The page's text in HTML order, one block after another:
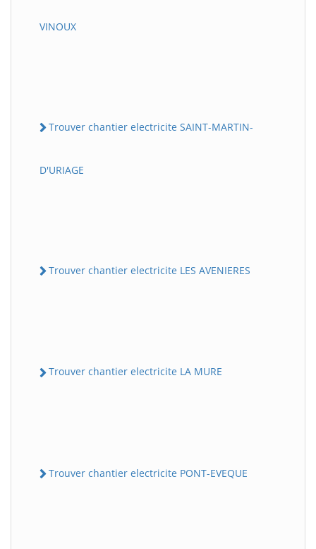
VINOUX
Trouver chantier electricite SAINT-MARTIN-
D'URIAGE
Trouver chantier electricite LES AVENIERES
Trouver chantier electricite LA MURE
Trouver chantier electricite PONT-EVEQUE